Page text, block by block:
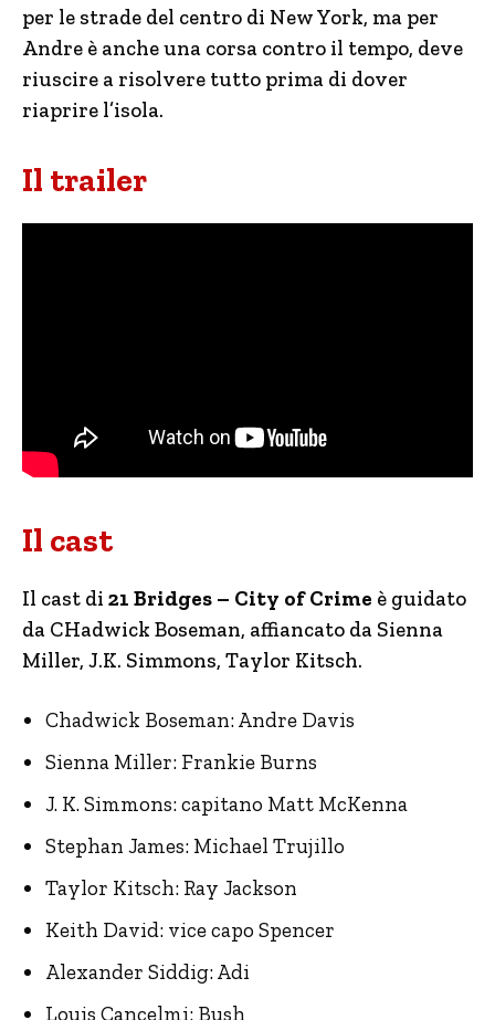
per le strade del centro di New York, ma per
Andre è anche una corsa contro il tempo, deve
riuscire a risolvere tutto prima di dover
riaprire l’isola.
Il trailer
Il cast
Il cast di 21 Bridges – City of Crime è guidato
da CHadwick Boseman, affiancato da Sienna
Miller, J.K. Simmons, Taylor Kitsch.
Chadwick Boseman: Andre Davis
Sienna Miller: Frankie Burns
J. K. Simmons: capitano Matt McKenna
Stephan James: Michael Trujillo
Taylor Kitsch: Ray Jackson
Keith David: vice capo Spencer
Alexander Siddig: Adi
Louis Cancelmi: Bush